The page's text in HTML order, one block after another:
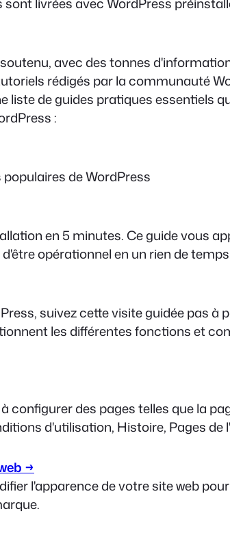
sont livrées avec WordPress
avec des tonnes
rédigés par la communauté
liste de guides pratiques essentiels
:
de WordPress
en 5 minutes. Ce guide vous
opérationnel en un rien de
suivez cette visite guidée pas à
les différentes fonctions et
configurer des pages telles que la
d'utilisation, Histoire, Pages de
→
l'apparence de votre site web